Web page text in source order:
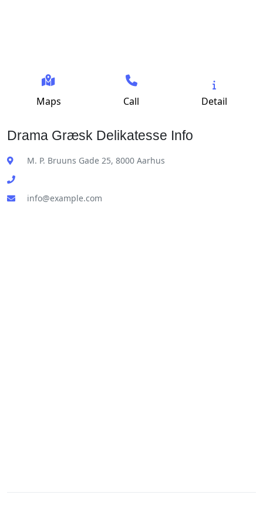
Maps Call Detail
Drama Græsk Delikatesse Info
M. P. Bruuns Gade 25, 8000 Aarhus
info@example.com